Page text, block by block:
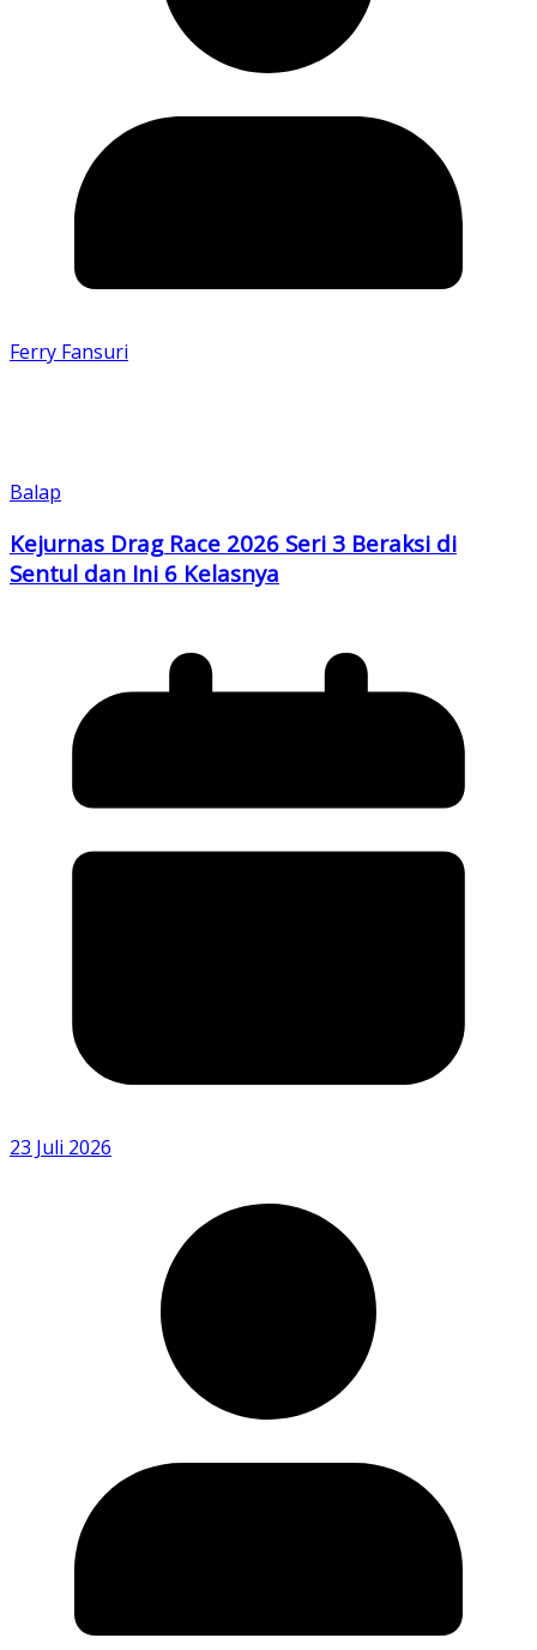
Ferry Fansuri
Balap
Kejurnas Drag Race 2026 Seri 3 Beraksi di
Sentul dan Ini 6 Kelasnya
23 Juli 2026